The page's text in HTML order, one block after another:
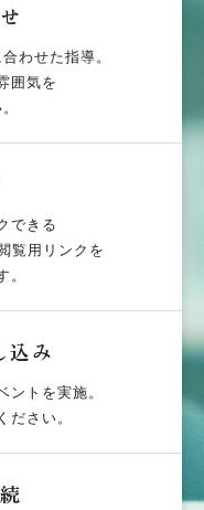
わせた指導。
囲気を
できる
覧用リンクを
。
込み
ントを実施。
ださい。